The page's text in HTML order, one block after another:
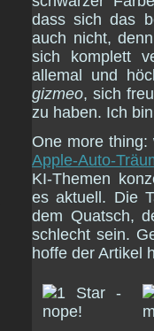
dass sich das
auch nicht,
sich komplett
allemal und
gizmeo, sich
zu haben. Ich
One more
Apple-Auto-
KI-Themen
es aktuell. Die
dem Quatsch,
schlecht sein.
hoffe der Artikel